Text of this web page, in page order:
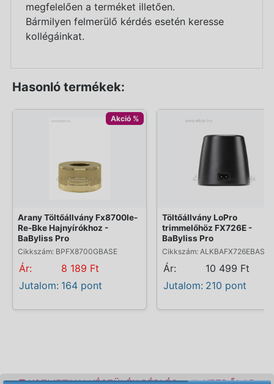
megfelelően a terméket illetően.
Bármilyen felmerülő kérdés esetén keresse
kollégáinkat.
Hasonló termékek:
Akció %
Arany Töltőállvány Fx8700Ie-
Re-Bke Hajnyírókhoz -
BaByliss Pro
Cikkszám: BPFX8700GBASE
Ár:
8 189 Ft
Jutalom: 164 pont
Töltőállvány LoPro
trimmelőhöz FX726E -
BaByliss Pro
Cikkszám: ALKBAFX726EBASE
Ár:
10 499 Ft
Jutalom: 210 pont